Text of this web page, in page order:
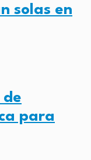
solas en
de
para